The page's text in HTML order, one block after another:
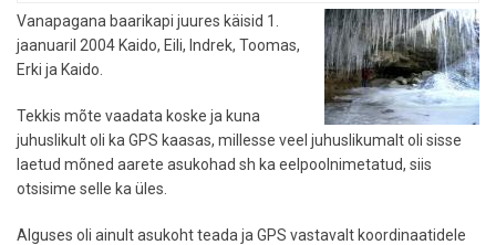
Vanapagana baarikapi juures käisid 1.
jaanuaril 2004 Kaido, Eili, Indrek, Toomas,
Erki ja Kaido.
Tekkis mõte vaadata koske ja kuna
juhuslikult oli ka GPS kaasas, millesse veel juhuslikumalt oli sisse
laetud mõned aarete asukohad sh ka eelpoolnimetatud, siis
otsisime selle ka üles.
Alguses oli ainult asukoht teada ja GPS vastavalt koordinaatidele